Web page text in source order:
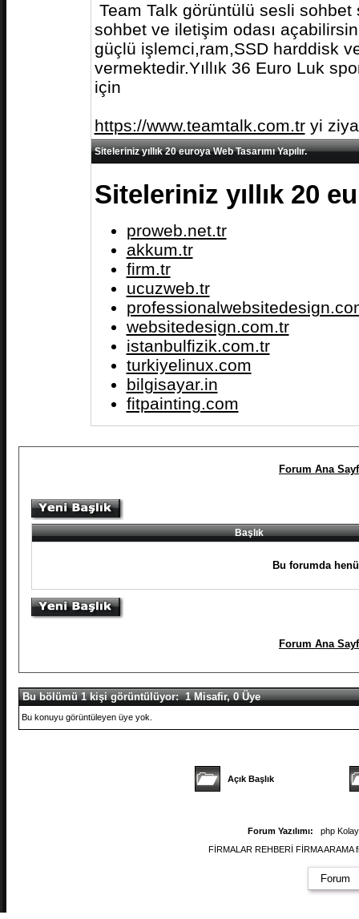
Team Talk görüntülü sesli
sohbet ve iletişim odası
güçlü işlemci,ram,SSD harddisk
vermektedir.Yıllık 36 Euro Luk
için
https://www.teamtalk.com.tryi
Siteleriniz yıllık 20 euroya Web Tasarımı Yapılır.
Siteleriniz yıllık 20
proweb.net.tr
akkum.tr
firm.tr
ucuzweb.tr
websitedesign.com.tr
istanbulfizik.com.tr
turkiyelinux.com
bilgisayar.in
fitpainting.com
Forum Ana
Başlık
Bu forumda
Forum Ana
Bu bölümü 1 kişi görüntülüyor: 1 Misafir, 0 Üye
Bu konuyu görüntüleyen üye yok.
Açık Başlık
Forum Yazılımı:
php
FİRMALAR REHBERİ FİRMA
Forum